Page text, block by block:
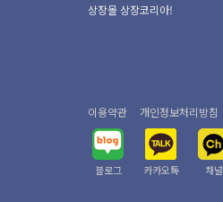
상장몰 상장코리아!
이용약관 개인정보처리방침
블로그 카카오톡 채널